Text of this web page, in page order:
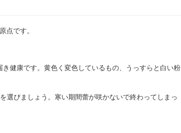
点です。
健康です。黄色く変色しているもの、うっすらと白い粉
選びましょう。寒い期間蕾が咲かないで終わってしまっ